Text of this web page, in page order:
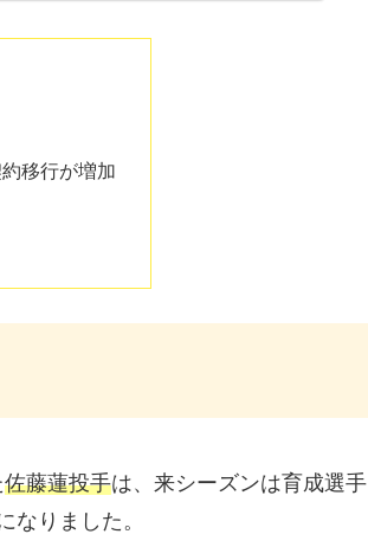
移行が増加
佐藤蓮投手は、来シーズンは育成選手
なりました。